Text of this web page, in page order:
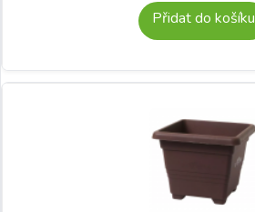
Přidat do košíku